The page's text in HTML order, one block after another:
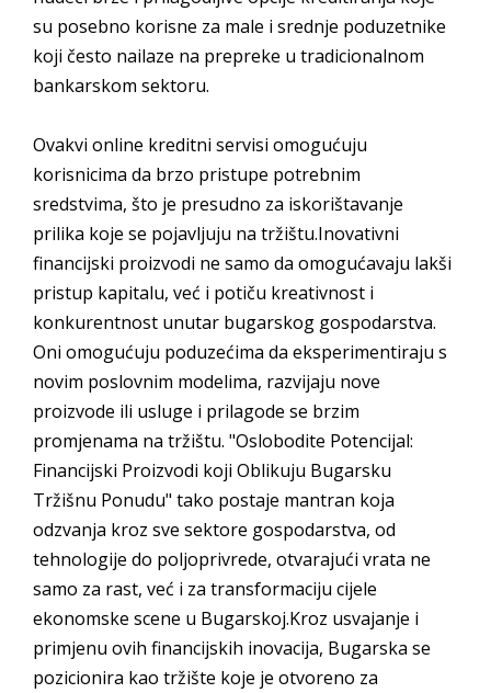
su posebno korisne za male i srednje poduzetnike
koji često nailaze na prepreke u tradicionalnom
bankarskom sektoru.
Ovakvi online kreditni servisi omogućuju
korisnicima da brzo pristupe potrebnim
sredstvima, što je presudno za iskorištavanje
prilika koje se pojavljuju na tržištu.Inovativni
financijski proizvodi ne samo da omogućavaju lakši
pristup kapitalu, već i potiču kreativnost i
konkurentnost unutar bugarskog gospodarstva.
Oni omogućuju poduzećima da eksperimentiraju s
novim poslovnim modelima, razvijaju nove
proizvode ili usluge i prilagode se brzim
promjenama na tržištu. "Oslobodite Potencijal:
Financijski Proizvodi koji Oblikuju Bugarsku
Tržišnu Ponudu" tako postaje mantran koja
odzvanja kroz sve sektore gospodarstva, od
tehnologije do poljoprivrede, otvarajući vrata ne
samo za rast, već i za transformaciju cijele
ekonomske scene u Bugarskoj.Kroz usvajanje i
primjenu ovih financijskih inovacija, Bugarska se
pozicionira kao tržište koje je otvoreno za